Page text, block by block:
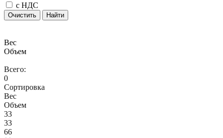
с НДС
Очистить Найти
Вес
Объем
Всего:
0
Сортировка
Вес
Объем
33
33
66